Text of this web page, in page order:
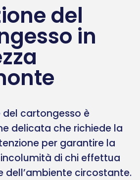
del
in
del cartongesso è
delicata che richiede la
per garantire la
di chi effettua
dell’ambiente circostante.